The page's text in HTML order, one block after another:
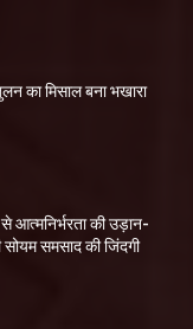
का मिसाल बना भखारा
आत्मनिर्भरता की उड़ान-
समसाद की जिंदगी